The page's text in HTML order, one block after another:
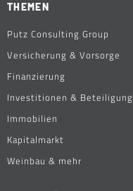
THEMEN
Putz Consulting Group
Versicherung & Vorsorge
Finanzierung
Investitionen &
Immobilien
Kapitalmarkt
Weinbau & mehr